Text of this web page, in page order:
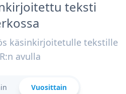
teksti
käsinkirjoitetulle tekstille
avulla
Vuosittain